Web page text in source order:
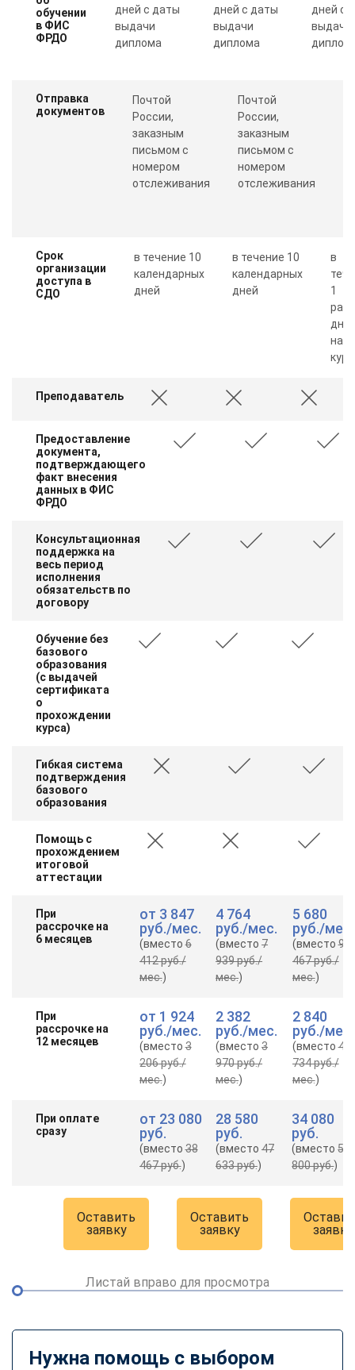
обучении
в ФИС
ФРДО
дней с даты
выдачи
диплома
дней с даты
выдачи
диплома
дней с
выдачи
Отправка
документов
Почтой
России,
заказным
письмом с
номером
отслеживания
Почтой
России,
заказным
письмом с
номером
отслеживания
Срок
организации
доступа в
СДО
в течение 10
календарных
дней
в течение 10
календарных
дней
в
1
дня
Преподаватель
Предоставление
документа,
подтверждающего
факт внесения
данных в ФИС
ФРДО
Консультационная
поддержка на
весь период
исполнения
обязательств по
договору
Обучение без
базового
образования
(с выдачей
сертификата
о
прохождении
курса)
Гибкая система
подтверждения
базового
образования
Помощь с
прохождением
итоговой
аттестации
При
рассрочке на
6 месяцев
от 3 847
руб./мес.
(вместо6
412 руб./
мес.)
4 764
руб./мес.
(вместо7
939 руб./
мес.)
5 680
руб./мес.
(вместо9
467 руб./
мес.)
При
рассрочке на
12 месяцев
от 1 924
руб./мес.
(вместо3
206 руб./
мес.)
2 382
руб./мес.
(вместо3
970 руб./
мес.)
2 840
руб./мес.
(вместо4
734 руб./
мес.)
При оплате
сразу
от 23 080
руб.
(вместо38
467 руб.)
28 580
руб.
(вместо 47
633 руб.)
34 080
руб.
(вместо56
800 руб.)
Оставить
заявку
Оставить
заявку
заявку
Листай вправо для просмотра
Нужна помощь с выбором